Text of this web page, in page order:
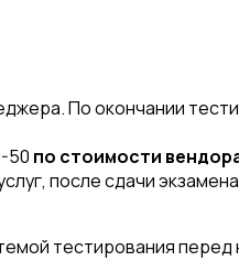
По окончании
50 по стоимости
после сдачи
тестирования перед